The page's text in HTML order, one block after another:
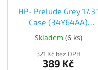
HP- Prelude Grey 17.3"
Case (34Y64AA)
(34Y64AA)
Skladem (6 ks)
321 Kč bez DPH
389 Kč